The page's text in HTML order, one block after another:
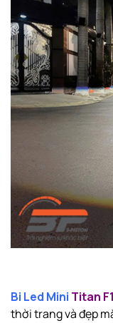
Bi Led Mini Titan
thời trang và đẹp